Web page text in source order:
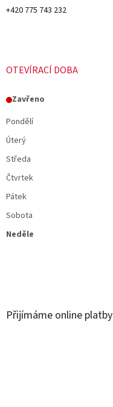
+420 775 743 232
OTEVÍRACÍ DOBA
Zavřeno
Pondělí
Úterý
Středa
Čtvrtek
Pátek
Sobota
Neděle
Přijímáme online platby